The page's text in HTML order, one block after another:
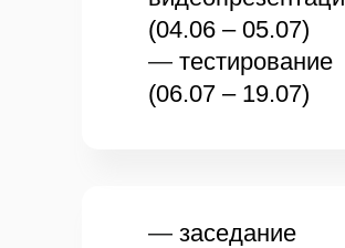
(04.06 – 05.07)
— тестирование
(06.07 – 19.07)
— заседание